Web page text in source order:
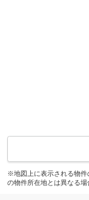
※地図上に表示される物件
の物件所在地とは異なる場